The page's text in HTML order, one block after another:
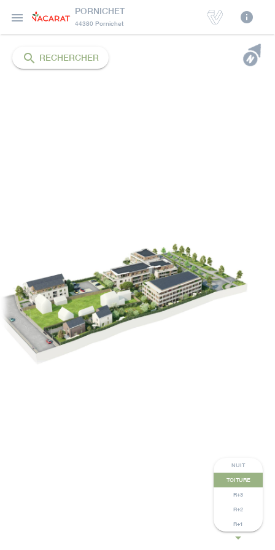
 PORNICHET
44380 Pornichet info